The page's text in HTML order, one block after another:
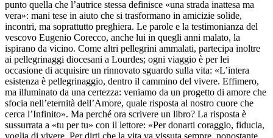
punto quella che l’autrice stessa definisce «una strada inattesa ma
vera»: mani tese in aiuto che si trasformano in amicizie solide,
incontri, ma soprattutto preghiera. Le parole e la testimonianza del
vescovo Eugenio Corecco, anche lui in quegli anni malato, la
ispirano da vicino. Come altri pellegrini ammalati, partecipa inoltre
ai pellegrinaggi diocesani a Lourdes; ogni viaggio è per lei
occasione di acquisire un rinnovato sguardo sulla vita: «L’intera
esistenza è pellegrinaggio, dentro il cammino del vivere. Effimero,
ma illuminato da una certezza: veniamo da un progetto di amore che
sfocia nell’eternità dell’Amore, quale risposta al nostro cuore che
cerca l’Infinito». Ma perché ora scrivere un libro? La risposta è
sussurrata a «tu per tu» con il lettore: «Per donarti coraggio, fiducia,
voglia di vivere. Per dirti che la vita va vissuta sempre, nonostante